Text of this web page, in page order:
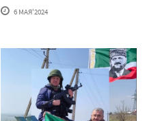
6 МАЯ'2024